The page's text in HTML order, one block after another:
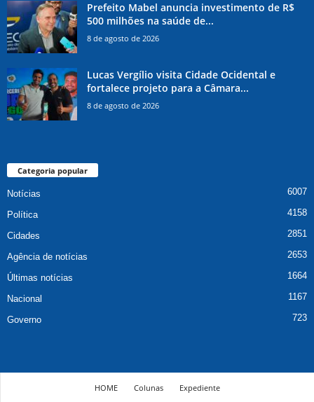
Prefeito Mabel anuncia investimento de R$
500 milhões na saúde de...
8 de agosto de 2026
Lucas Vergílio visita Cidade Ocidental e
fortalece projeto para a Câmara...
8 de agosto de 2026
Categoria popular
Notícias 6007
Política 4158
Cidades 2851
Agência de notícias 2653
Últimas notícias 1664
Nacional 1167
Governo 723
HOME Colunas Expediente